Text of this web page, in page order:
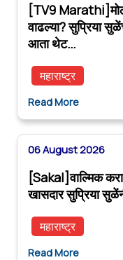
[TV9
वाढल्या? सुप्रिया
आता थेट…
महाराष्ट्र
Read More
06 August 2026
[Sakal]वाल्मिक
खासदार सुप्रिया
महाराष्ट्र
Read More